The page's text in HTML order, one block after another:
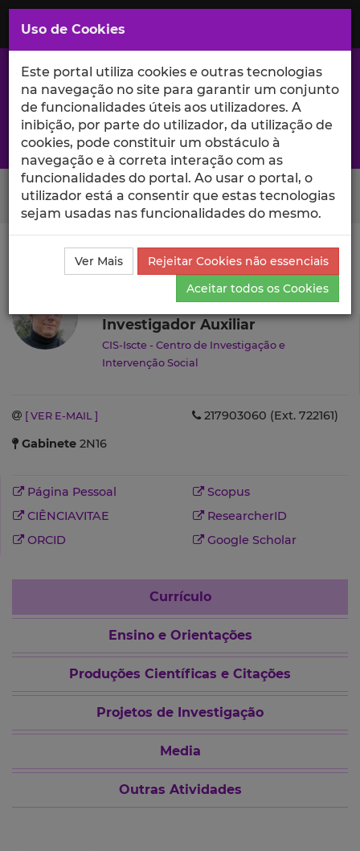
Saltar
para
Conteúdo
Principal
A excelência da investigação e ciência no Iscte
Search Button
Ciência_Iscte Autores Francisco Simões Currículo
Francisco Simões
Investigador Auxiliar
CIS-Iscte - Centro de Investigação e
Intervenção Social
[ VER E-MAIL ]
217903060 (Ext. 722161)
Gabinete 2N16
Página Pessoal
Scopus
CIÊNCIAVITAE
ResearcherID
ORCID
Google Scholar
Currículo
Ensino e Orientações
Produções Científicas e Citações
Projetos de Investigação
Media
Outras Atividades
Uso de Cookies
Este portal utiliza cookies e outras tecnologias
na navegação no site para garantir um conjunto
de funcionalidades úteis aos utilizadores. A
inibição, por parte do utilizador, da utilização de
cookies, pode constituir um obstáculo à
navegação e à correta interação com as
funcionalidades do portal. Ao usar o portal, o
utilizador está a consentir que estas tecnologias
sejam usadas nas funcionalidades do mesmo.
Ver Mais
Rejeitar Cookies não essenciais
Aceitar todos os Cookies